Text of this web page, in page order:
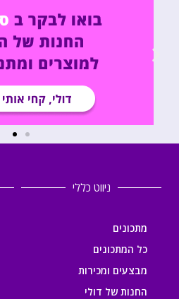
ניווט כללי
מתכונים
כל המתכונים
מבצעים ומכירות
החנות של דולי